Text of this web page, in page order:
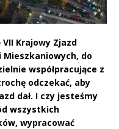
Krajowy Zjazd
Mieszkaniowych, do
współpracujące z
odczekać, aby
dał. I czy jesteśmy
wszystkich
wypracować